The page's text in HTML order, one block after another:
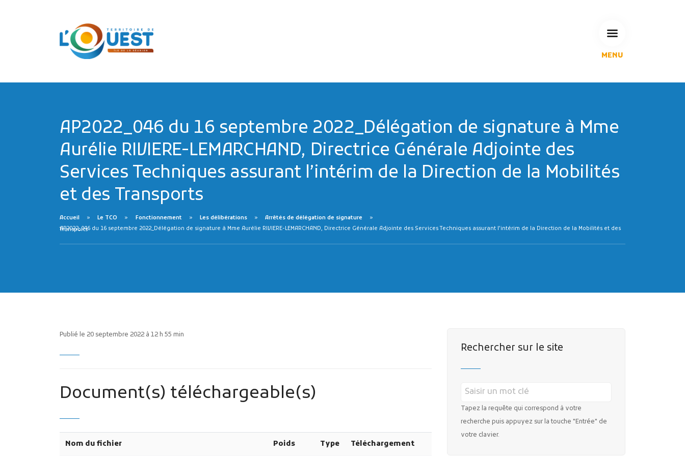
MENU
Espace Pédagogique
RECHERCHE
Publicité des actes
Plans d'accès
AP2022_046 du 16 septembre 2022_Délégation de signature à Mme
Aurélie RIVIERE-LEMARCHAND, Directrice Générale Adjointe des
Services Techniques assurant l’intérim de la Direction de la Mobilités
et des Transports
Accueil Le TCO Fonctionnement Les délibérations
Arrêtés de délégation de signature
AP2022_046 du 16 septembre 2022_Délégation de signature à Mme Aurélie RIVIERE-LEMARCHAND, Directrice Générale Adjointe des Services Techniques assurant l’intérim de la Direction de la Mobilités et des Transports
Publié le 20 septembre 2022 à 12 h 55 min
Document(s) téléchargeable(s)
Nom du fichier Poids Type Téléchargement
Rechercher sur le site
Tapez la requête qui correspond à votre
recherche puis appuyez sur la touche "Entrée" de
votre clavier.